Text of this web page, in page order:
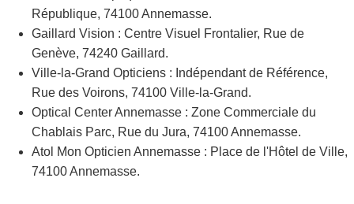
République, 74100 Annemasse.
Gaillard Vision : Centre Visuel Frontalier, Rue de
Genève, 74240 Gaillard.
Ville-la-Grand Opticiens : Indépendant de Référence,
Rue des Voirons, 74100 Ville-la-Grand.
Optical Center Annemasse : Zone Commerciale du
Chablais Parc, Rue du Jura, 74100 Annemasse.
Atol Mon Opticien Annemasse : Place de l'Hôtel de Ville,
74100 Annemasse.